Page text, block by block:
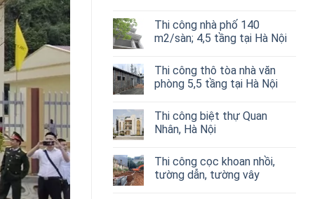
Thi công nhà phố 140
m2/sàn; 4,5 tầng tại Hà Nội
Thi công thô tòa nhà văn
phòng 5,5 tầng tại Hà Nội
Thi công biệt thự Quan
Nhân, Hà Nội
Thi công cọc khoan nhồi,
tường dẫn, tường vây